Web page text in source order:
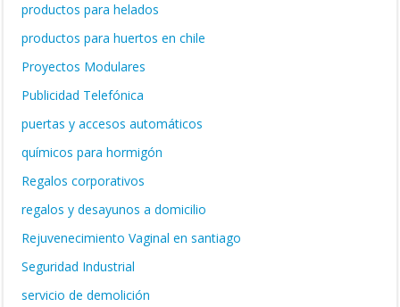
productos para helados
productos para huertos en chile
Proyectos Modulares
Publicidad Telefónica
puertas y accesos automáticos
químicos para hormigón
Regalos corporativos
regalos y desayunos a domicilio
Rejuvenecimiento Vaginal en santiago
Seguridad Industrial
servicio de demolición